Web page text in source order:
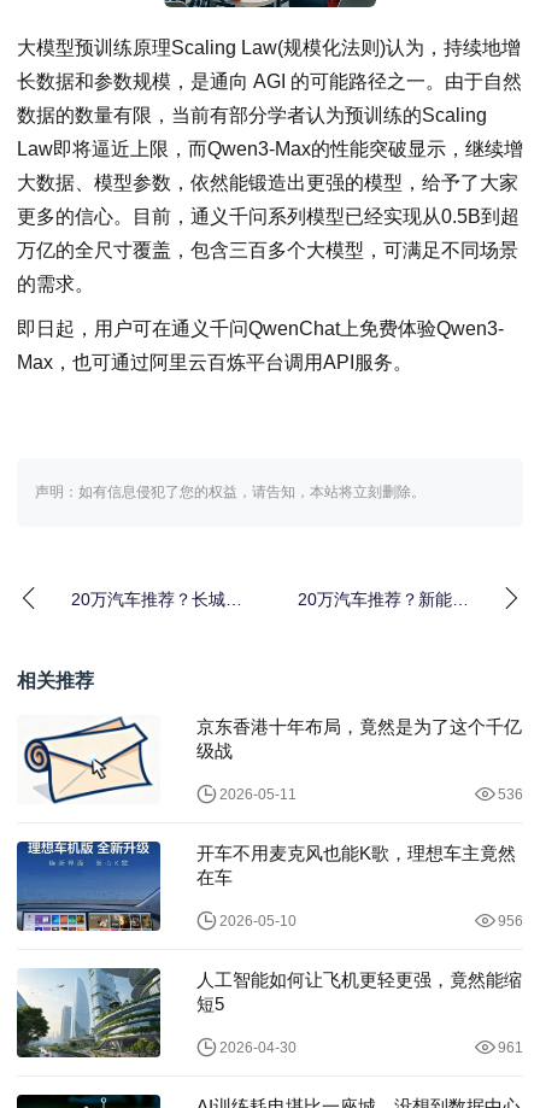
大模型预训练原理Scaling Law(规模化法则)认为，持续地增
长数据和参数规模，是通向 AGI 的可能路径之一。由于自然
数据的数量有限，当前有部分学者认为预训练的Scaling
Law即将逼近上限，而Qwen3-Max的性能突破显示，继续增
大数据、模型参数，依然能锻造出更强的模型，给予了大家
更多的信心。目前，通义千问系列模型已经实现从0.5B到超
万亿的全尺寸覆盖，包含三百多个大模型，可满足不同场景
的需求。
即日起，用户可在通义千问QwenChat上免费体验Qwen3-
Max，也可通过阿里云百炼平台调用API服务。
声明：如有信息侵犯了您的权益，请告知，本站将立刻删除。
20万汽车推荐？长城汽
20万汽车推荐？新能源
相关推荐
京东香港十年布局，竟然是为了这个千亿
级战
2026-05-11 536
开车不用麦克风也能K歌，理想车主竟然
在车
2026-05-10 956
人工智能如何让飞机更轻更强，竟然能缩
短5
2026-04-30 961